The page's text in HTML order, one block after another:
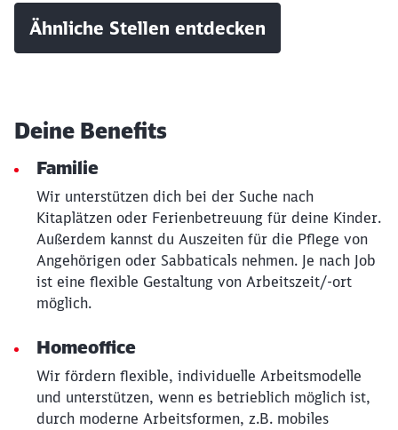
Ähnliche Stellen entdecken
Deine Benefits
Familie
Wir unterstützen dich bei der Suche nach
Kitaplätzen oder Ferienbetreuung für deine Kinder.
Außerdem kannst du Auszeiten für die Pflege von
Angehörigen oder Sabbaticals nehmen. Je nach Job
ist eine flexible Gestaltung von Arbeitszeit/-ort
möglich.
Homeoffice
Wir fördern flexible, individuelle Arbeitsmodelle
und unterstützen, wenn es betrieblich möglich ist,
durch moderne Arbeitsformen, z.B. mobiles
Möchten Sie zuweitergeleitet
werden?